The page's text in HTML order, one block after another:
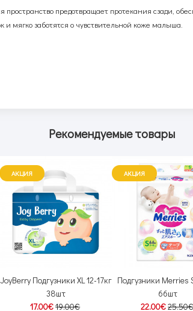
пространство предотвращает протекания сзади,
и мягко заботятся о чувствительной коже малыша.
Рекомендуемые товары
АКЦИЯ
JoyBerry Подгузники XL 12-17кг
38шт
17.00€19.00€
АКЦИЯ
Подгузники Merries
66шт
22.00€